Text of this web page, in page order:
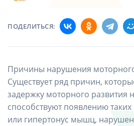
ПОДЕЛИТЬСЯ:
Причины нарушения
Существует ряд причин,
задержку моторного развития
способствуют появлению таких
или гипертонус мышц,